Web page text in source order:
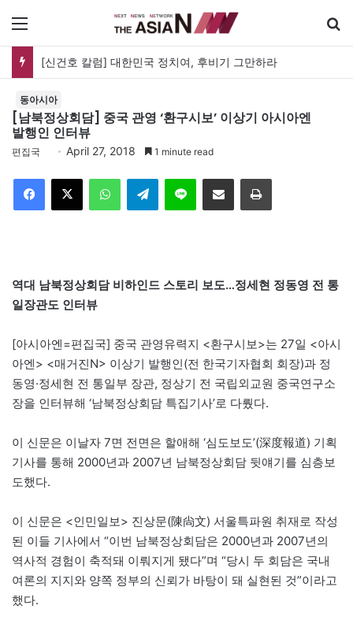
[신건호 칼럼] 대한민국 정치여, 후비기 그만하라
동아시아
[남북정상회담] 중국 관영 ‘환구시보’ 이상기 아시아엔
발행인 인터뷰
편집국 April 27, 2018 1 minute read
Telegram 이메일
역대 남북정상회담 비하인드 스토리 보도…정세현 정동영 전 통
일장관도 인터뷰
[아시아엔=편집국] 중국 관영유력지 <환구시보>는 27일 <아시
아엔> <매거진N> 이상기 발행인(전 한국기자협회 회장)과 정
동영·정세현 전 통일부 장관, 정상기 전 국립외교원 중국연구소
장을 인터뷰해 ‘남북정상회담 특집기사’로 다뤘다.
이 신문은 이날자 7면 전면은 할애해 ‘심도보도’(深度報道) 기획
기사를 통해 2000년과 2007년 남북정상회담 뒷얘기를 심층보
도했다.
이 신문은 <인민일보> 진상문(陳尙文) 서울특파원 취재로 작성
된 이들 기사에서 “이번 남북정상회담은 2000년과 2007년의
역사적 경험이 축적돼 이뤄지게 됐다”며 “당시 두 회담은 국내
여론의 지지와 양쪽 정부의 신뢰가 바탕이 돼 실현된 것”이라고
했다.